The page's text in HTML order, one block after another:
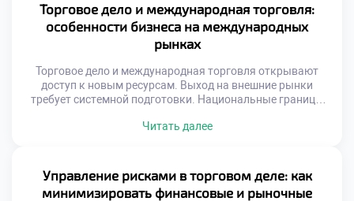
Торговое дело и международная торговля:
особенности бизнеса на международных
рынках
Торговое дело и международная торговля открывают
доступ к новым ресурсам. Выход на внешние рынки
требует системной подготовки. Национальные границы
создает уникальные возможности для роста. Успех
популярно дома, может не сработать за рубежом.
Понимание менталитета иностранного […]
Читать далее
Управление рисками в торговом деле: как
минимизировать финансовые и рыночные